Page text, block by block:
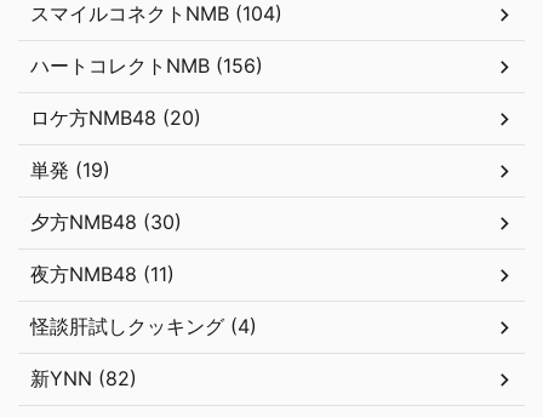
スマイルコネクトNMB (104)
ハートコレクトNMB (156)
ロケ方NMB48 (20)
単発 (19)
夕方NMB48 (30)
夜方NMB48 (11)
怪談肝試しクッキング (4)
新YNN (82)